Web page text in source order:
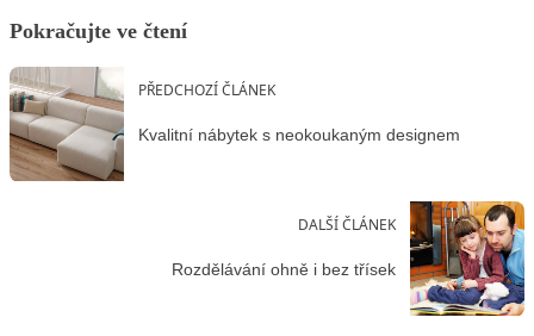
Pokračujte ve čtení
PŘEDCHOZÍ ČLÁNEK
Kvalitní nábytek s neokoukaným designem
DALŠÍ ČLÁNEK
Rozdělávání ohně i bez třísek